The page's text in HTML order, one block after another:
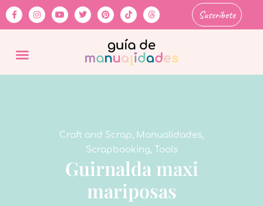
Suscríbete
Craft and Scrap, Manualidades,
Scrapbooking, Tools
Guirnalda maxi
mariposas